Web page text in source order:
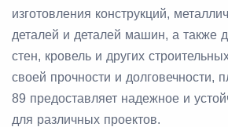
изготовления конструкций,
деталей и деталей машин, а также
стен, кровель и других
своей прочности и долговечности,
89 предоставляет надежное и
для различных проектов.